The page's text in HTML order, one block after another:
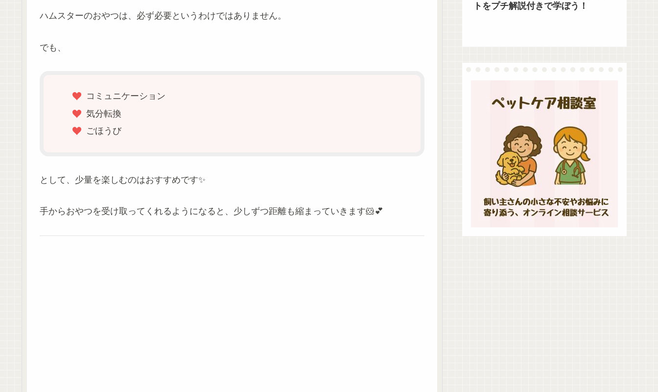
ハムスターのおやつは、必ず必要というわけではありません。
でも、
コミュニケーション
気分転換
ごほうび
として、少量を楽しむのはおすすめです✨
手からおやつを受け取ってくれるようになると、少しずつ距離も縮まっていきます🐹💕
トをプチ解説付きで学ぼう！